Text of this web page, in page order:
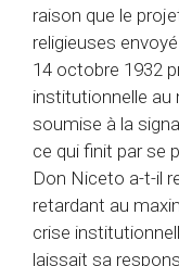
raison que le
religieuses
14 octobre 1932
institutionnelle
soumise à la
ce qui finit par se
Don Niceto a-t-il
retardant au
crise
laissait sa